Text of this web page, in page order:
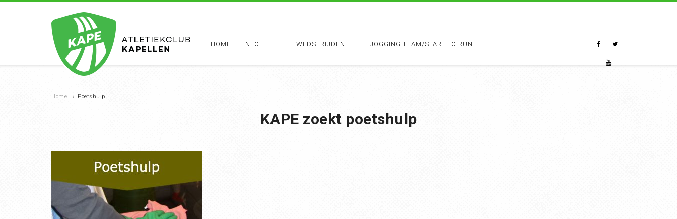
HOME INFO WEDSTRIJDEN JOGGING TEAM/START TO RUN
Home › Poetshulp
KAPE zoekt poetshulp